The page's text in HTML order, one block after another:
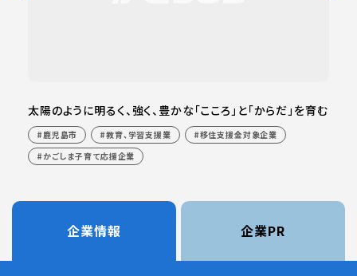
太陽のように明るく、強く、豊かな「こころ」と「からだ」を育む
鹿児島市 教育、学習支援業
移住支援金対象企業
かごしま子育て応援企業
企業情報 企業PR